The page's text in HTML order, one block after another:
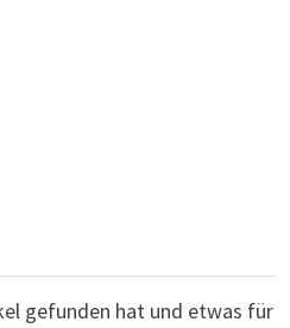
gefunden hat und etwas für